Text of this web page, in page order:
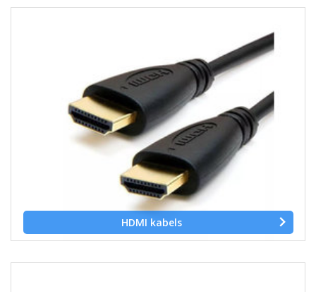
HDMI kabels